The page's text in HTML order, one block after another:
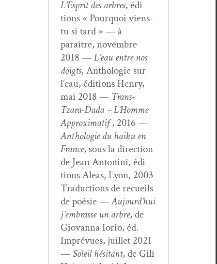
L’Esprit des arbres, édi­
tions « Pourquoi viens-
tu si tard » — à
paraître, novem­bre
2018 —L’eau entre nos
doigts, Antholo­gie sur
l’eau, édi­tions Hen­ry,
mai 2018 — Trans-
Tzara-Dada – L’Homme
Approx­i­matif, 2016 —
Antholo­gie du haiku en
France, sous la direc­tion
de Jean Antoni­ni, édi­
tions Aleas, Lyon, 2003
Tra­duc­tions de recueils
de poésie —Aujour­d’hui
j’embrasse un arbre, de
Gio­van­na Iorio, éd.
Imprévues, juil­let 2021
— Soleil hési­tant, de Gili